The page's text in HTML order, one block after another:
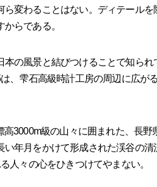
変わることはない。ディテールを
らである。
の風景と結びつけることで知られ
、雫石高級時計工房の周辺に広が
3000m級の山々に囲まれた、長野
年月をかけて形成された渓谷の清
人々の心をひきつけてやまない。